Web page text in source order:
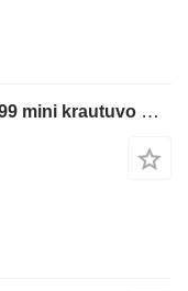
Variklis FPT F4CE0304A*D 87043899 mini krautuvo New Holland LS180.B